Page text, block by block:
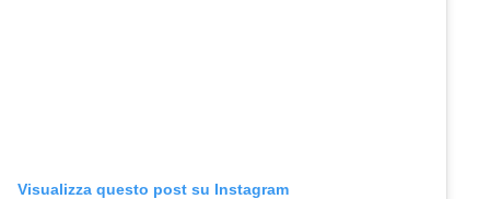
Visualizza questo post su Instagram